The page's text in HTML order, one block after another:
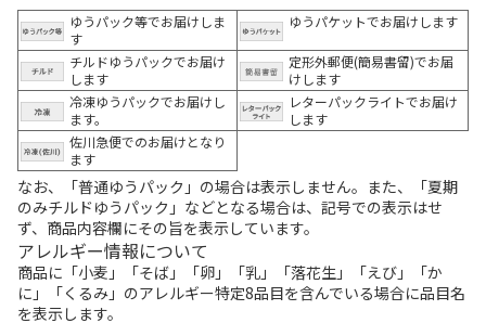
ゆうパック等でお届けしま
す
ゆうパケットでお届けします
チルドゆうパックでお届け
します
定形外郵便(簡易書留)でお届
けします
冷凍ゆうパックでお届けし
ます。
レターパックライトでお届け
します
佐川急便でのお届けとなり
ます
なお、「普通ゆうパック」の場合は表示しません。また、「夏期
のみチルドゆうパック」などとなる場合は、記号での表示はせ
ず、商品内容欄にその旨を表示しています。
アレルギー情報について
商品に「小麦」「そば」「卵」「乳」「落花生」「えび」「か
に」「くるみ」のアレルギー特定8品目を含んでいる場合に品目名
を表示します。